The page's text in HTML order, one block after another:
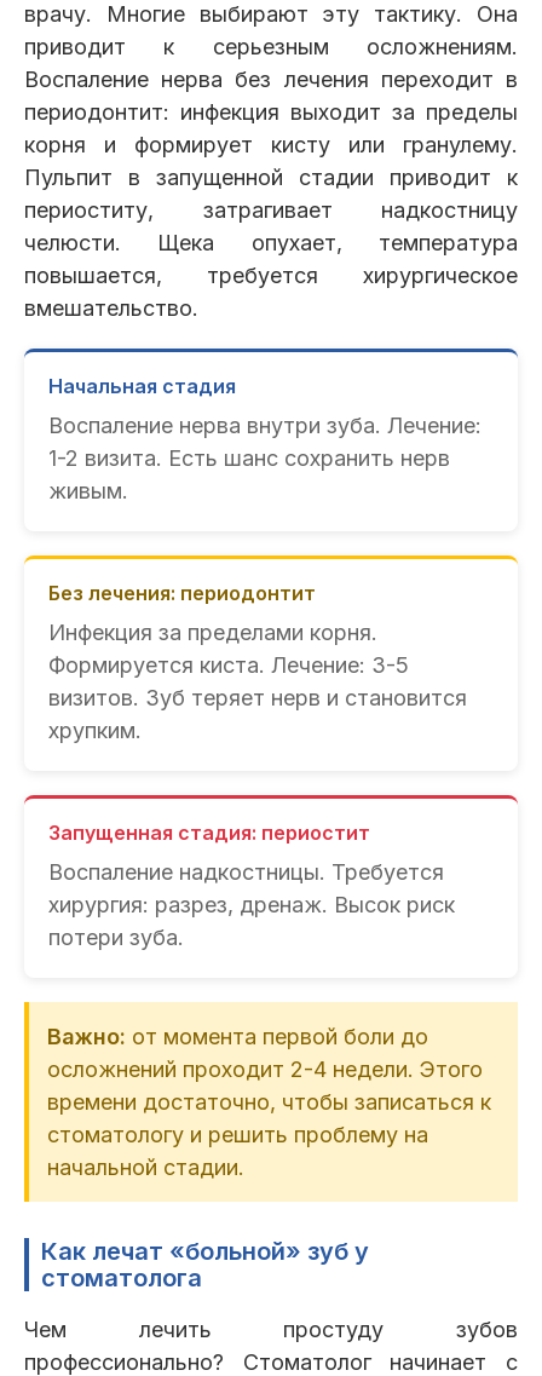
врачу. Многие выбирают эту тактику. Она
приводит к серьезным осложнениям.
Воспаление нерва без лечения переходит в
периодонтит: инфекция выходит за пределы
корня и формирует кисту или гранулему.
Пульпит в запущенной стадии приводит к
периоститу, затрагивает надкостницу
челюсти. Щека опухает, температура
повышается, требуется хирургическое
вмешательство.
Начальная стадия
Воспаление нерва внутри зуба. Лечение:
1-2 визита. Есть шанс сохранить нерв
живым.
Без лечения: периодонтит
Инфекция за пределами корня.
Формируется киста. Лечение: 3-5
визитов. Зуб теряет нерв и становится
хрупким.
Запущенная стадия: периостит
Воспаление надкостницы. Требуется
хирургия: разрез, дренаж. Высок риск
потери зуба.
Важно: от момента первой боли до
осложнений проходит 2-4 недели. Этого
времени достаточно, чтобы записаться к
стоматологу и решить проблему на
начальной стадии.
Как лечат «больной» зуб у
стоматолога
Чем лечить простуду зубов
профессионально? Стоматолог начинает с